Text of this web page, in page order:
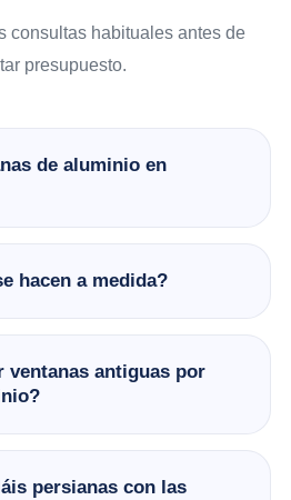
consultas habituales antes de
presupuesto.
de aluminio en
hacen a medida?
ventanas antiguas por
persianas con las